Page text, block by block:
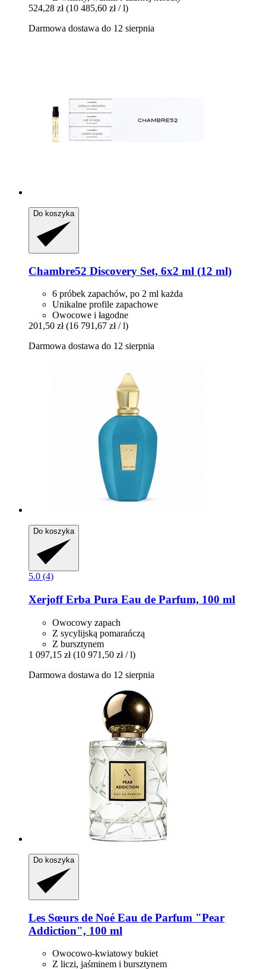
524,28 zł (10 485,60 zł / l)
Darmowa dostawa do 12 sierpnia
Do koszyka
Chambre52 Discovery Set, 6x2 ml (12 ml)
6 próbek zapachów, po 2 ml każda
Unikalne profile zapachowe
Owocowe i łagodne
201,50 zł (16 791,67 zł / l)
Darmowa dostawa do 12 sierpnia
Do koszyka
5.0 (4)
XerjoffErba Pura Eau de Parfum, 100 ml
Owocowy zapach
Z sycylijską pomarańczą
Z bursztynem
1 097,15 zł (10 971,50 zł / l)
Darmowa dostawa do 12 sierpnia
Do koszyka
Les Sœurs de Noé Eau de Parfum "Pear
Addiction", 100 ml
Owocowo-kwiatowy bukiet
Z liczi, jaśminem i bursztynem